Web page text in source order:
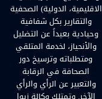
الاقليمية، الدولية) الصحفية
والتقارير بكل شفافية
وحيادية بعيداً عن التضليل
والأنحياز، لخدمة المتلقي
ومتطلباته وترسيخ دور
الصحافة في الرقابة
والتعبير عن الرأي والرأي